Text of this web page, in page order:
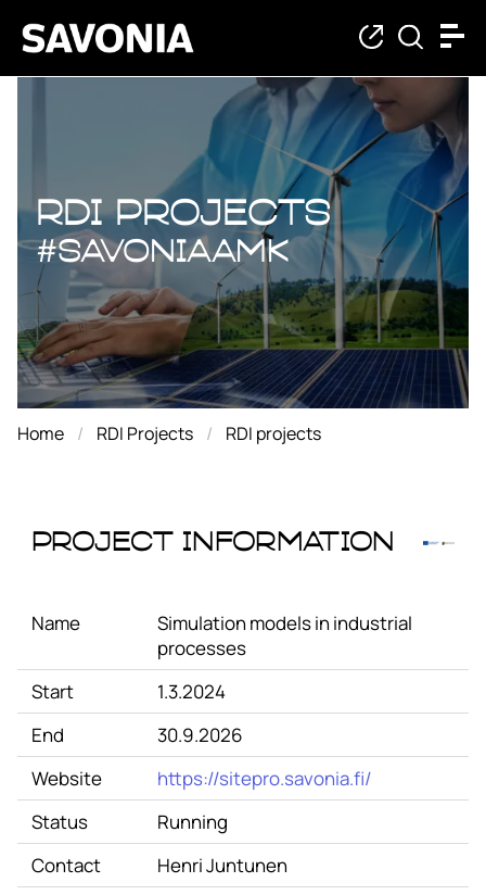
RDI projects
RDI projects
#savoniaAMK
Home RDI Projects RDI projects
Project Information
Name
Simulation models in industrial
processes
Start
1.3.2024
End
30.9.2026
Website
https://sitepro.savonia.fi/
Status
Running
Contact
Henri Juntunen